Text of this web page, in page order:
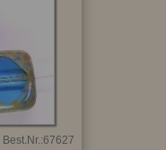
Best.Nr.:67627